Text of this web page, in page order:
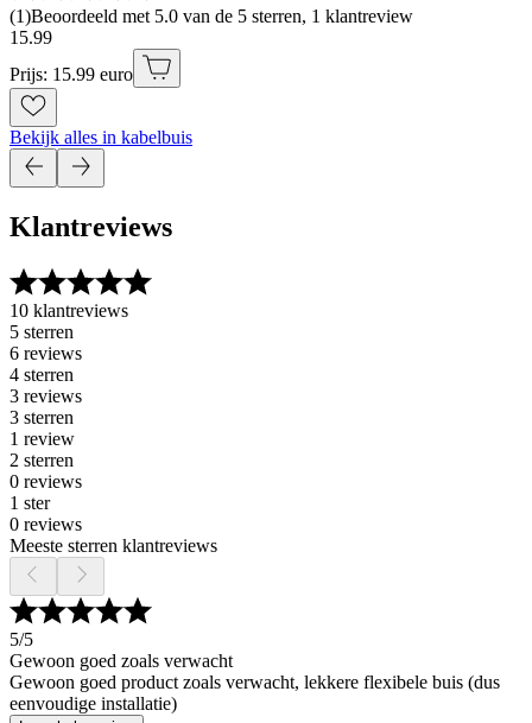
(1)Beoordeeld met 5.0 van de 5 sterren, 1 klantreview
15.99
Prijs: 15.99 euro
Bekijk alles in kabelbuis
Klantreviews
10 klantreviews
5 sterren
6 reviews
4 sterren
3 reviews
3 sterren
1 review
2 sterren
0 reviews
1 ster
0 reviews
Meeste sterren klantreviews
5/5
Gewoon goed zoals verwacht
Gewoon goed product zoals verwacht, lekkere flexibele buis (dus
eenvoudige installatie)